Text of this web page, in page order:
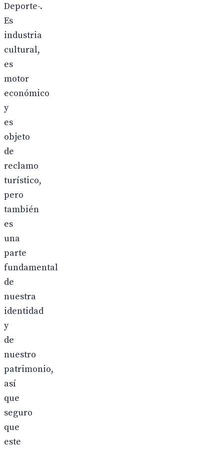
Deporte-.
Es
industria
cultural,
es
motor
económico
y
es
objeto
de
reclamo
turístico,
pero
también
es
una
parte
fundamental
de
nuestra
identidad
y
de
nuestro
patrimonio,
así
que
seguro
que
este